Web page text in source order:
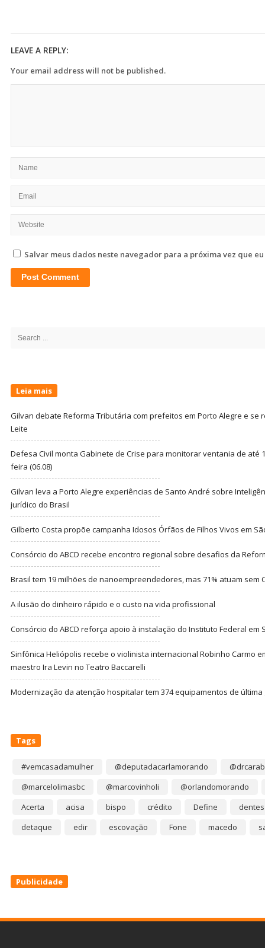
LEAVE A REPLY:
Your email address will not be published.
Salvar meus dados neste navegador para a próxima vez que
Search
Leia mais
Gilvan debate Reforma Tributária com prefeitos em Porto Alegre e se
Leite
Defesa Civil monta Gabinete de Crise para monitorar ventania de até
feira (06.08)
Gilvan leva a Porto Alegre experiências de Santo André sobre
jurídico do Brasil
Gilberto Costa propõe campanha Idosos Órfãos de Filhos Vivos em
Consórcio do ABCD recebe encontro regional sobre desafios da
Brasil tem 19 milhões de nanoempreendedores, mas 71% atuam sem
A ilusão do dinheiro rápido e o custo na vida profissional
Consórcio do ABCD reforça apoio à instalação do Instituto Federal em
Sinfônica Heliópolis recebe o violinista internacional Robinho Carmo
maestro Ira Levin no Teatro Baccarelli
Modernização da atenção hospitalar tem 374 equipamentos de última
Tags
#vemcasadamulher @deputadacarlamorando
@marcelolimasbc
@marcovinholi
@orlandomorando
Acerta
acisa bispo crédito Define
dentes
detaque
edir escovação Fone macedo
Publicidade